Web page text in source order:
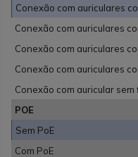
Conexão com auriculares
Conexão com auriculares
Conexão com auriculares
Conexão com auriculares
Conexão com auricular sem
POE
Sem PoE
Com PoE